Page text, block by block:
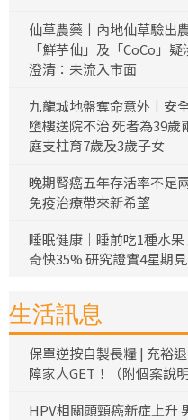
仙草農藥丨內地仙草驗出
「鮮芋仙」及「CoCo」
澄清：未流入市面
九龍城地盤奪命意外丨安
墮樓送院不治 死者為39歲
庭支柱育7歲及3歲子女
晚期腎癌五年存活率不足
免疫治療帶來新希望
睡眠健康｜睡前吃1種水
奇快35% 研究證實4星期
生活訊息
保單逆按自製長糧 | 充裕
障家人GET！（附個案說明
HPV相關頭頸癌新症上升